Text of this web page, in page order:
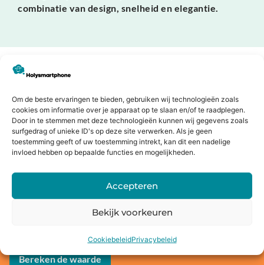
Om de beste ervaringen te bieden, gebruiken wij technologieën zoals
cookies om informatie over je apparaat op te slaan en/of te raadplegen.
Door in te stemmen met deze technologieën kunnen wij gegevens zoals
surfgedrag of unieke ID's op deze site verwerken. Als je geen
toestemming geeft of uw toestemming intrekt, kan dit een nadelige
invloed hebben op bepaalde functies en mogelijkheden.
Accepteren
Bekijk voorkeuren
CookiebeleidPrivacybeleid
combinatie van design, snelheid en elegantie.
Jouw oude apparaat inruilen of
verkopen?
Bij Holysmartphone geloven we in een groene en
duurzamere wereld. Daarom bieden wij onze klanten de
console in te ruilen voor korting op een nieuw toestel of
direct geld. Niet alleen profiteer jij van de nieuwste
technologie, maar je draagt ook bij aan het behoud van
Bereken de waarde